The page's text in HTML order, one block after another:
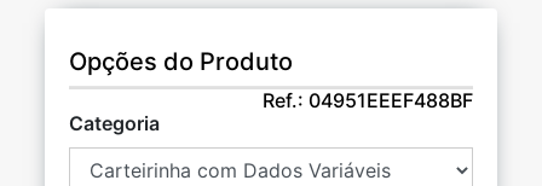
Opções do Produto
Ref.: 04951EEEF488BF
Categoria